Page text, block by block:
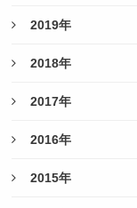
2019年
2018年
2017年
2016年
2015年